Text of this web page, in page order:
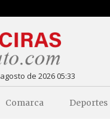
de 2026 05:33
Comarca Deportes